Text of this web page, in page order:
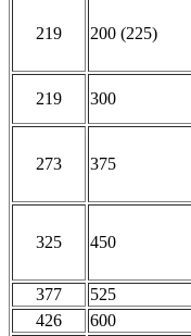
219 200 (225)
219 300
273 375
325 450
377
525
426
600